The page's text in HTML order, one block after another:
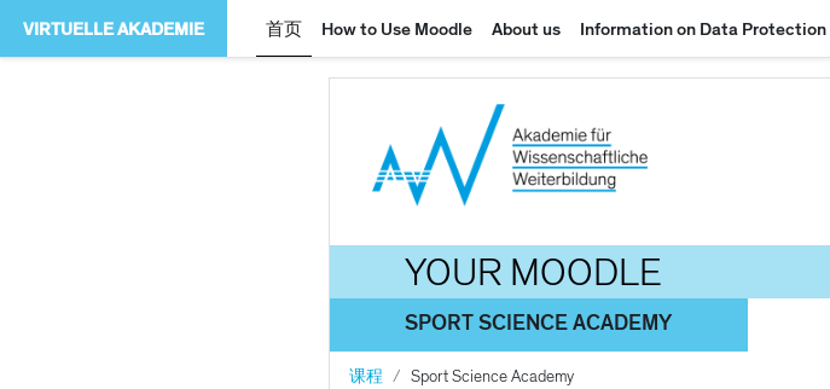
VIRTUELLE AKADEMIE 首页 How to Use Moodle About us Information on Data Protection
YOUR MOODLE
SPORT SCIENCE ACADEMY
课程 Sport Science Academy